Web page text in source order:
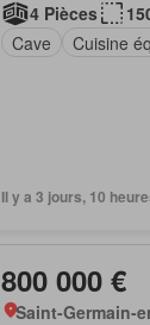
4 Pièces
Cave
Cuisine
Il y a 3 jours, 10
800 000 €
Saint-Germain-